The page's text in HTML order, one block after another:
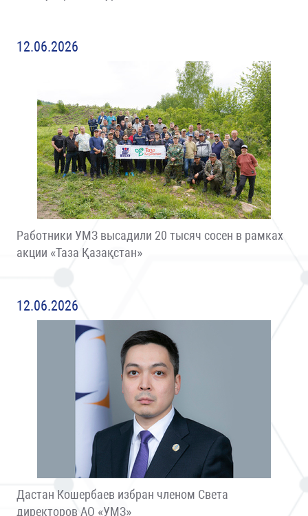
12.06.2026
Работники УМЗ высадили 20 тысяч сосен в рамках
акции «Таза Қазақстан»
12.06.2026
Дастан Кошербаев избран членом Света
директоров АО «УМЗ»